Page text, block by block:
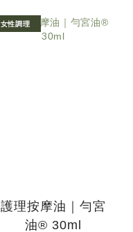
女性調理
護理按摩油｜勻宮
油® 30ml